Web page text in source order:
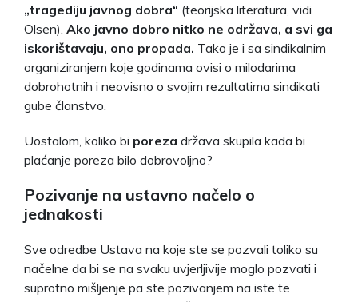
„tragediju javnog dobra“ (teorijska literatura, vidi
Olsen). Ako javno dobro nitko ne održava, a svi ga
iskorištavaju, ono propada. Tako je i sa sindikalnim
organiziranjem koje godinama ovisi o milodarima
dobrohotnih i neovisno o svojim rezultatima sindikati
gube članstvo.
Uostalom, koliko bi poreza država skupila kada bi
plaćanje poreza bilo dobrovoljno?
Pozivanje na ustavno načelo o
jednakosti
Sve odredbe Ustava na koje ste se pozvali toliko su
načelne da bi se na svaku uvjerljivije moglo pozvati i
suprotno mišljenje pa ste pozivanjem na iste te